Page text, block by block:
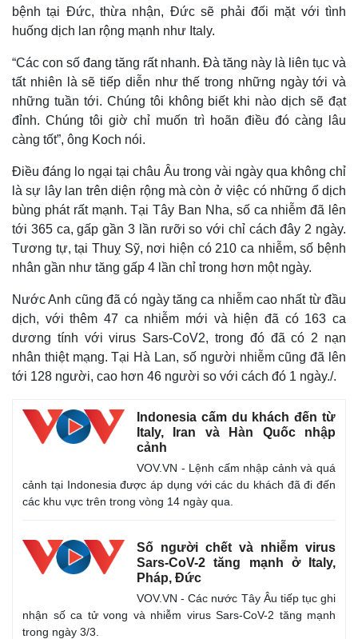
Quan sát
Cuộc sống đó đây
Hồ sơ
Video
Ảnh
E-Magazine
Infographic
bệnh tại Đức, thừa nhận, Đức sẽ phải đối mặt với tình
huống dịch lan rộng mạnh như Italy.
“Các con số đang tăng rất nhanh. Đà tăng này là liên tục và
tất nhiên là sẽ tiếp diễn như thế trong những ngày tới và
những tuần tới. Chúng tôi không biết khi nào dịch sẽ đạt
đỉnh. Chúng tôi giờ chỉ muốn trì hoãn điều đó càng lâu
càng tốt”, ông Koch nói.
Điều đáng lo ngại tại châu Âu trong vài ngày qua không chỉ
là sự lây lan trên diện rộng mà còn ở việc có những ổ dịch
bùng phát rất mạnh. Tại Tây Ban Nha, số ca nhiễm đã lên
tới 365 ca, gấp gần 3 lần rưỡi so với chỉ cách đây 2 ngày.
Tương tự, tại Thuỵ Sỹ, nơi hiện có 210 ca nhiễm, số bệnh
nhân gần như tăng gấp 4 lần chỉ trong hơn một ngày.
Nước Anh cũng đã có ngày tăng ca nhiễm cao nhất từ đầu
dịch, với thêm 47 ca nhiễm mới và hiện đã có 163 ca
dương tính với virus Sars-CoV2, trong đó đã có 2 nạn
nhân thiệt mạng. Tại Hà Lan, số người nhiễm cũng đã lên
tới 128 người, cao hơn 46 người so với cách đó 1 ngày./.
Indonesia cấm du khách đến từ
Italy, Iran và Hàn Quốc nhập
cảnh
VOV.VN - Lệnh cấm nhập cảnh và quá
cảnh tại Indonesia được áp dụng với các du khách đã đi đến
các khu vực trên trong vòng 14 ngày qua.
Số người chết và nhiễm virus
Sars-CoV-2 tăng mạnh ở Italy,
Pháp, Đức
VOV.VN - Các nước Tây Âu tiếp tục ghi
nhận số ca tử vong và nhiễm virus Sars-CoV-2 tăng mạnh
trong ngày 3/3.